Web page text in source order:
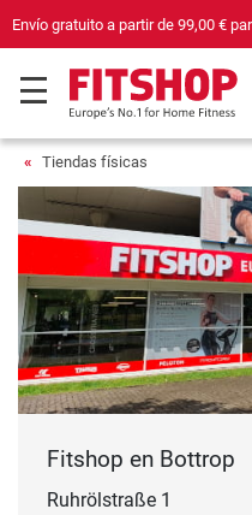
Envío gratuito a partir de 99,00 €
Tiendas físicas
Fitshop en Bottrop
Ruhrölstraße 1